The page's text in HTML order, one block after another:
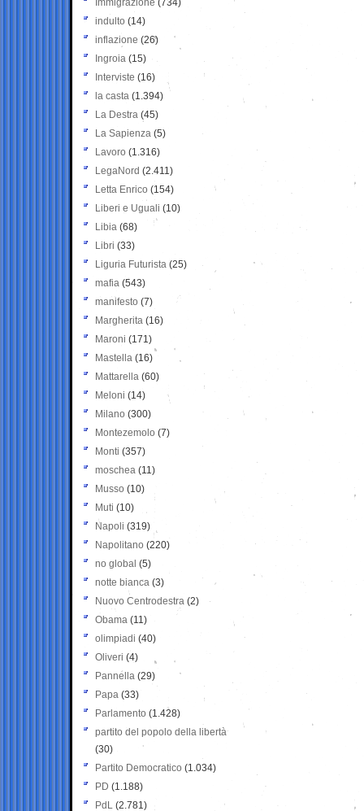
Immigrazione (734)
indulto (14)
inflazione (26)
Ingroia (15)
Interviste (16)
la casta (1.394)
La Destra (45)
La Sapienza (5)
Lavoro (1.316)
LegaNord (2.411)
Letta Enrico (154)
Liberi e Uguali (10)
Libia (68)
Libri (33)
Liguria Futurista (25)
mafia (543)
manifesto (7)
Margherita (16)
Maroni (171)
Mastella (16)
Mattarella (60)
Meloni (14)
Milano (300)
Montezemolo (7)
Monti (357)
moschea (11)
Musso (10)
Muti (10)
Napoli (319)
Napolitano (220)
no global (5)
notte bianca (3)
Nuovo Centrodestra (2)
Obama (11)
olimpiadi (40)
Oliveri (4)
Pannella (29)
Papa (33)
Parlamento (1.428)
partito del popolo della libertà
(30)
Partito Democratico (1.034)
PD (1.188)
PdL (2.781)